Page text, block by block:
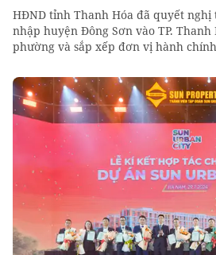
HĐND tỉnh Thanh Hóa đã quyết
nhập huyện Đông Sơn vào TP.
phường và sắp xếp đơn vị hành